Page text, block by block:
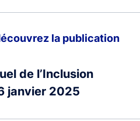
la publication
de l’Inclusion
janvier 2025